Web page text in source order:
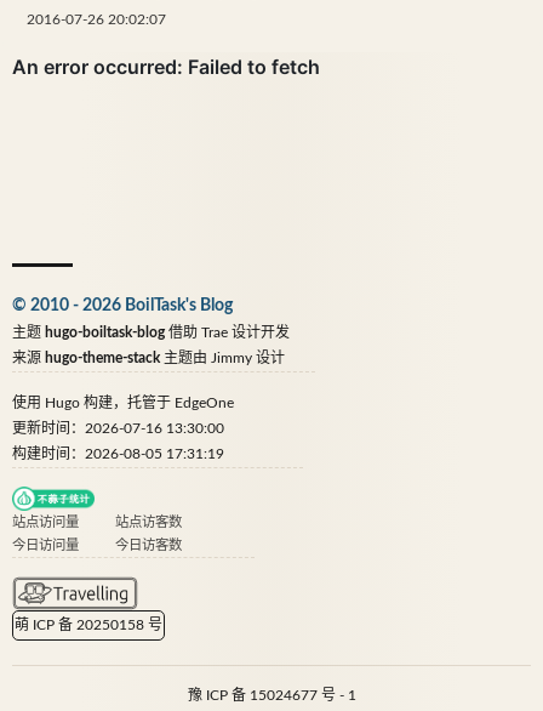
2016-07-26 20:02:07
© 2010 - 2026 BoilTask's Blog
主题 hugo-boiltask-blog借助 Trae 设计开发
来源 hugo-theme-stack 主题由 Jimmy 设计
使用 Hugo 构建，托管于 EdgeOne
更新时间：2026-07-16 13:30:00
构建时间：2026-08-05 17:31:19
站点访问量
站点访客数
今日访问量
今日访客数
萌 ICP 备 20250158 号
豫 ICP 备 15024677 号 - 1